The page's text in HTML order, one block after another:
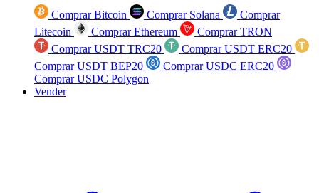
Comprar Bitcoin Comprar Solana
Comprar
Litecoin
Comprar Ethereum
Comprar TRON
Comprar USDT TRC20
Comprar USDT ERC20
Comprar USDT BEP20
Comprar USDC ERC20
Comprar USDC Polygon
Vender